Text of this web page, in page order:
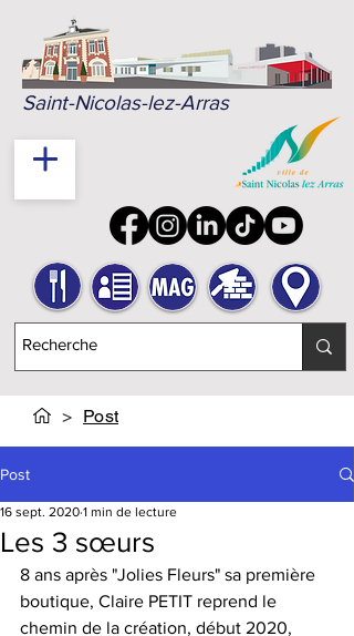
Saint-Nicolas-lez-Arras
> Post
Post
Les 3 sœurs
16 sept. 2020 1 min de lecture
8 ans après "Jolies Fleurs" sa première
boutique, Claire PETIT reprend le
chemin de la création, début 2020,